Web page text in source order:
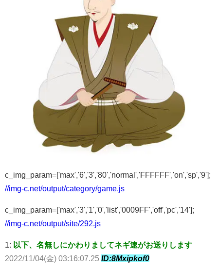
c_img_param=['max','6','3','80','normal','FFFFFF','on','sp','9'];
//img-c.net/output/category/game.js
c_img_param=['max','3','1','0','list','0009FF','off','pc','14'];
//img-c.net/output/site/292.js
1: 以下、名無しにかわりましてネギ速がお送りします
2022/11/04(金) 03:16:07.25 ID:8Mxipkof0